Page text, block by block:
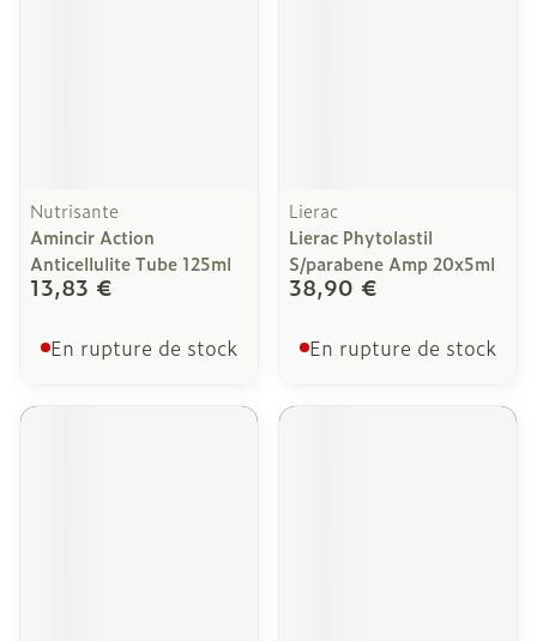
Nutrisante
Amincir Action
Anticellulite Tube 125ml
13,83 €
En rupture de stock
Lierac
Lierac Phytolastil
S/parabene Amp 20x5ml
38,90 €
En rupture de stock